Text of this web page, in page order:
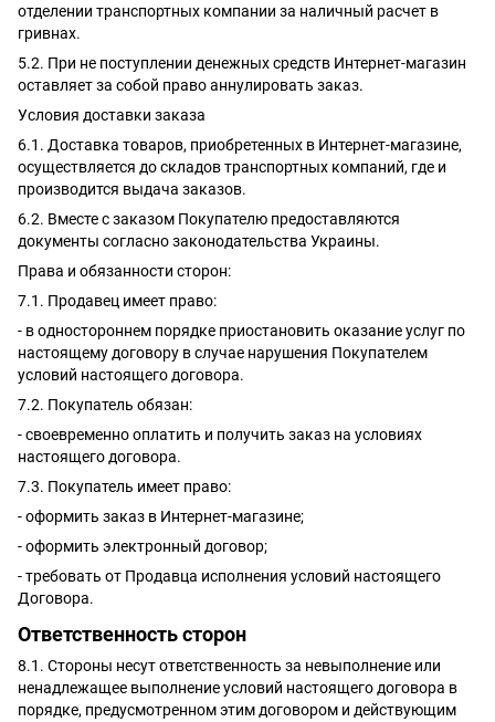
отделении транспортных компании за наличный расчет в
гривнах.
5.2. При не поступлении денежных средств Интернет-магазин
оставляет за собой право аннулировать заказ.
Условия доставки заказа
6.1. Доставка товаров, приобретенных в Интернет-магазине,
осуществляется до складов транспортных компаний, где и
производится выдача заказов.
6.2. Вместе с заказом Покупателю предоставляются
документы согласно законодательства Украины.
Права и обязанности сторон:
7.1. Продавец имеет право:
- в одностороннем порядке приостановить оказание услуг по
настоящему договору в случае нарушения Покупателем
условий настоящего договора.
7.2. Покупатель обязан:
- своевременно оплатить и получить заказ на условиях
настоящего договора.
7.3. Покупатель имеет право:
- оформить заказ в Интернет-магазине;
- оформить электронный договор;
- требовать от Продавца исполнения условий настоящего
Договора.
Ответственность сторон
8.1. Стороны несут ответственность за невыполнение или
ненадлежащее выполнение условий настоящего договора в
порядке, предусмотренном этим договором и действующим